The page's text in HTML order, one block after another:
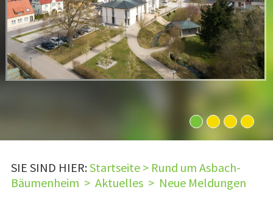
SIE SIND HIER:Startseite> Rund um Asbach-
Bäumenheim > Aktuelles> Neue Meldungen